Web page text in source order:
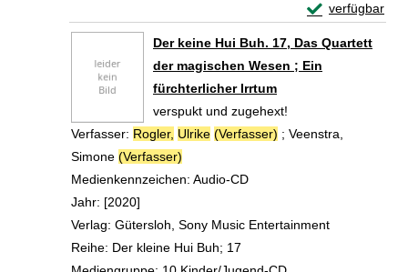
verfügbar
Exemplar-
Der keine Hui Buh. 17, Das Quartett
der magischen Wesen ; Ein
fürchterlicher Irrtum
verspukt und zugehext!
Verfasser: Rogler, Ulrike (Verfasser) ; Veenstra,
Simone (Verfasser)
Medienkennzeichen: Audio-CD
Jahr: [2020]
Verlag: Gütersloh, Sony Music Entertainment
Reihe: Der kleine Hui Buh; 17